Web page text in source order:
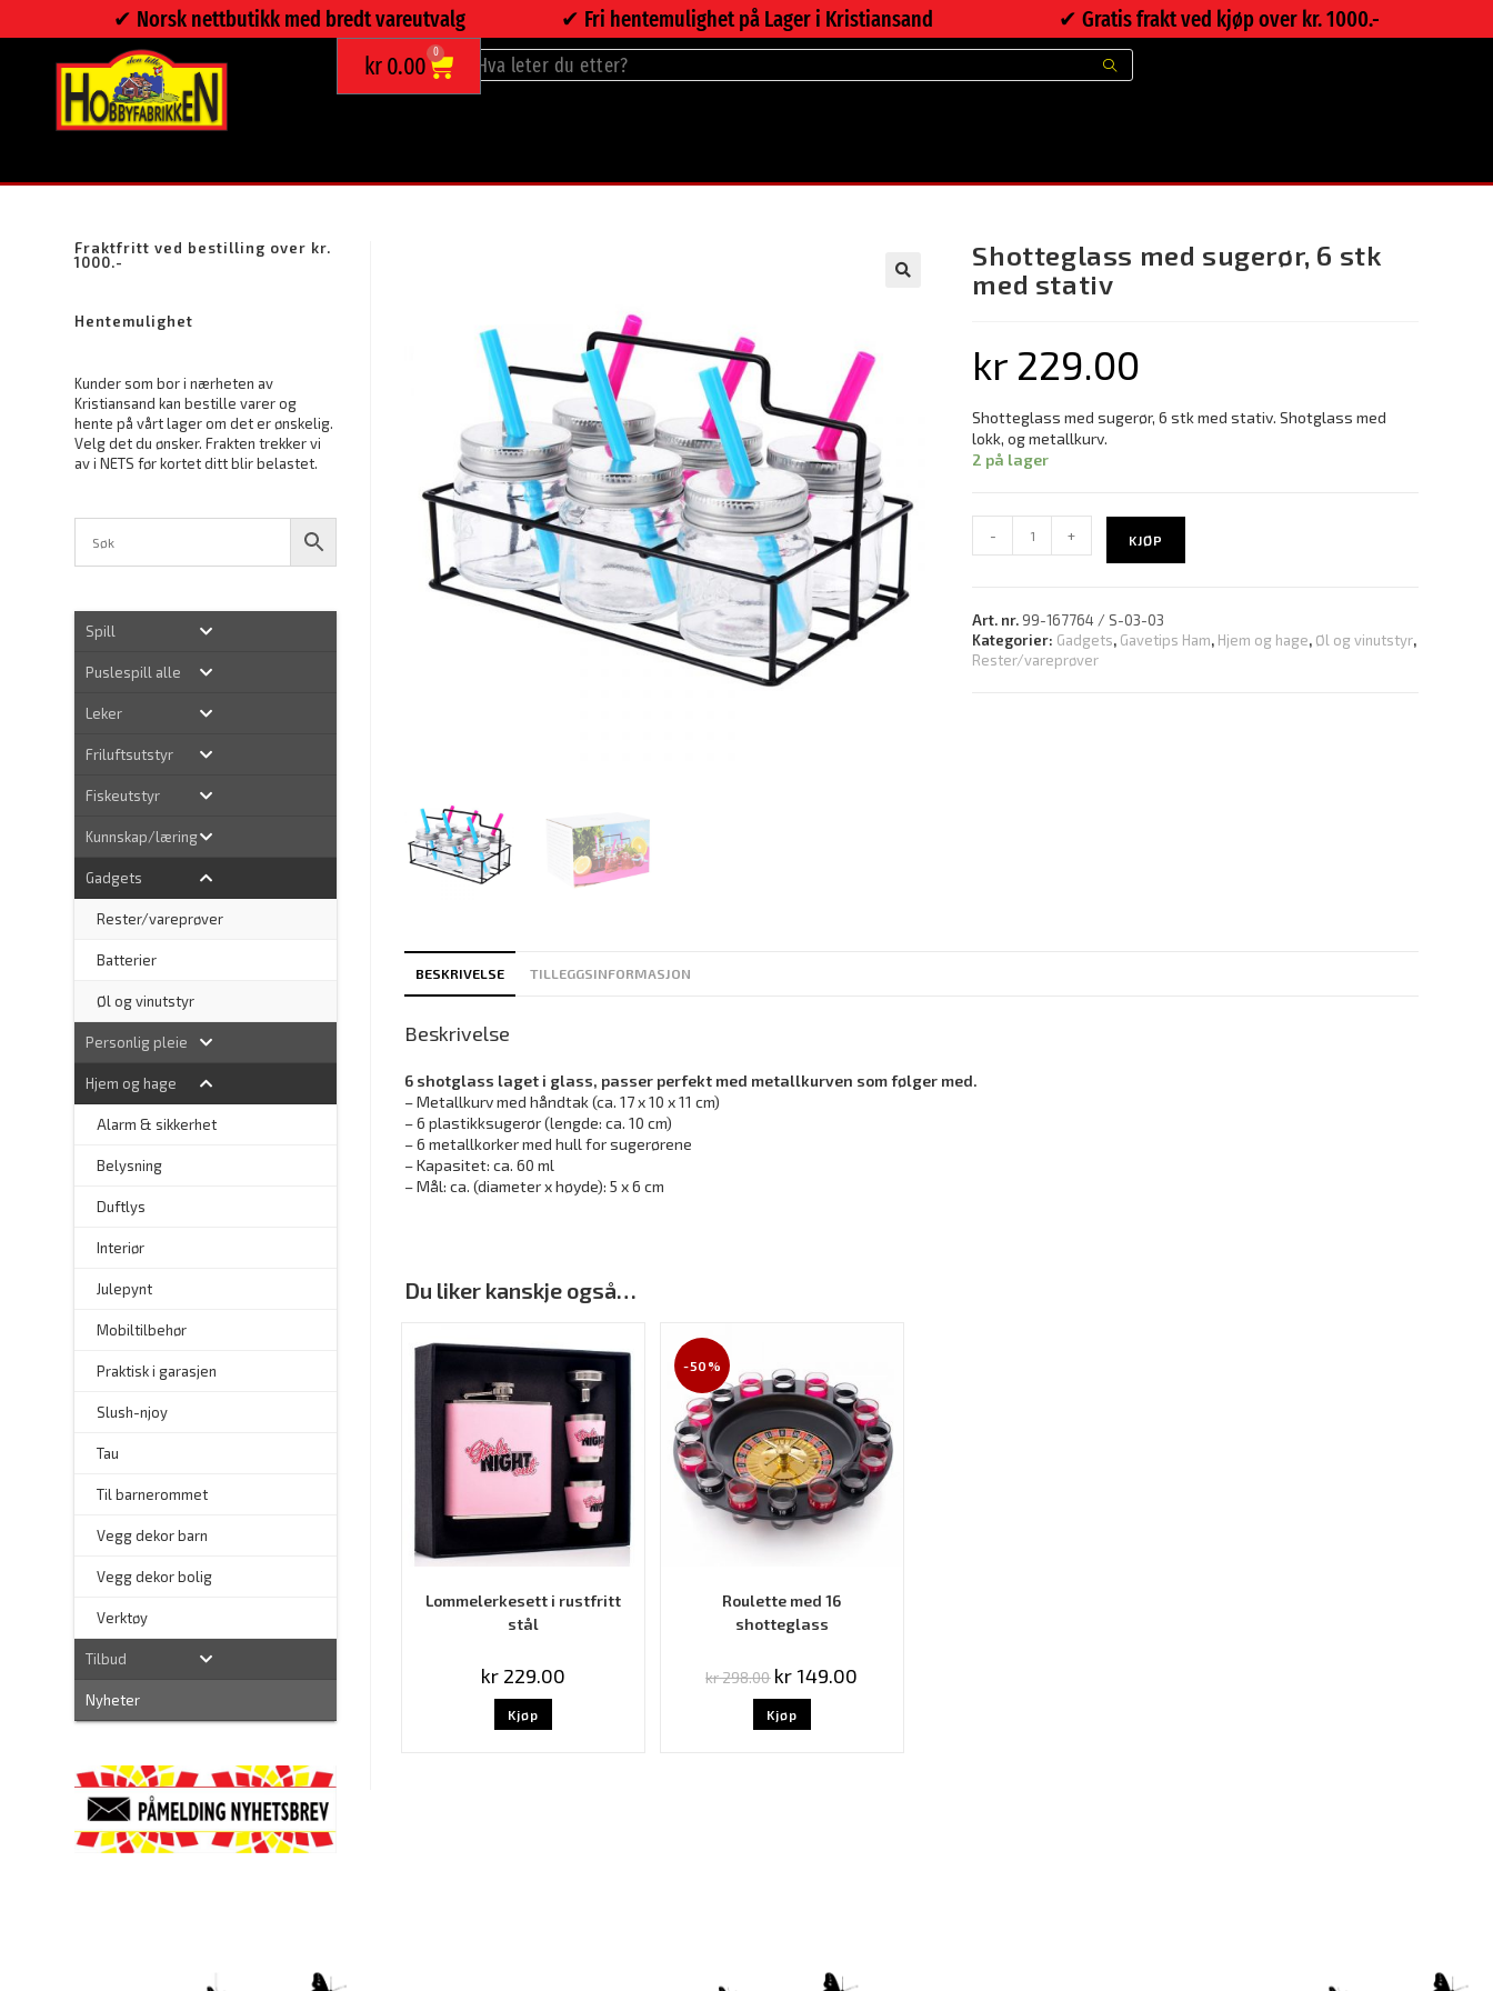
✔︎ Norsk nettbutikk med bredt vareutvalg ✔︎ Fri hentemulighet på Lager i Kristiansand ✔︎ Gratis frakt ved kjøp over kr. 1000.-
kr0.00 0
Shotteglass med sugerør, 6 stk
med stativ
kr 229.00
Shotteglass med sugerør, 6 stk med stativ. Shotglass med
lokk, og metallkurv.
2 på lager
- + KJØP
Art. nr. 99-167764 / S-03-03
Kategorier: Gadgets, Gavetips Ham, Hjem og hage, Øl og vinutstyr,
Rester/vareprøver
BESKRIVELSE TILLEGGSINFORMASJON
Beskrivelse
6 shotglass laget i glass, passer perfekt med metallkurven som følger med.
– Metallkurv med håndtak (ca. 17 x 10 x 11 cm)
– 6 plastikksugerør (lengde: ca. 10 cm)
– 6 metallkorker med hull for sugerørene
– Kapasitet: ca. 60 ml
– Mål: ca. (diameter x høyde): 5 x 6 cm
Du liker kanskje også…
Lommelerkesett i rustfritt
stål
kr229.00
Kjøp
-50%
Roulette med 16
shotteglass
kr298.00 kr 149.00
Kjøp
Fraktfritt ved bestilling over kr.
1000.-
Hentemulighet
Kunder som bor i nærheten av
Kristiansand kan bestille varer og
hente på vårt lager om det er ønskelig.
Velg det du ønsker. Frakten trekker vi
av i NETS før kortet ditt blir belastet.
Spill
Puslespill alle
Leker
Friluftsutstyr
Fiskeutstyr
Kunnskap/læring
Gadgets
Rester/vareprøver
Batterier
Øl og vinutstyr
Personlig pleie
Hjem og hage
Alarm & sikkerhet
Belysning
Duftlys
Interiør
Julepynt
Mobiltilbehør
Praktisk i garasjen
Slush-njoy
Tau
Til barnerommet
Vegg dekor barn
Vegg dekor bolig
Verktøy
Tilbud
Nyheter